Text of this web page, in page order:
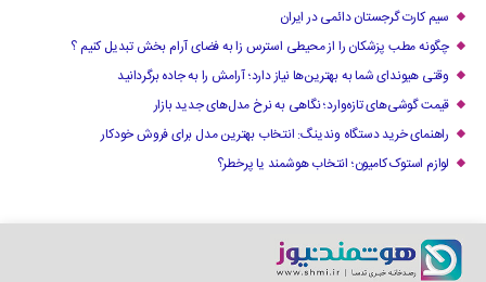
سیم کارت گرجستان دائمی در ایران
چگونه مطب پزشکان را از محیطی استرس زا به فضای آرام بخش تبدیل کنیم ؟
وقتی هیوندای شما به بهترین‌ها نیاز دارد؛ آرامش را به جاده برگردانید
قیمت گوشی‌های تازه‌وارد؛ نگاهی به نرخ مدل‌های جدید بازار
راهنمای خرید دستگاه وندینگ: انتخاب بهترین مدل برای فروش خودکار
لوازم استوک کامیون؛ انتخاب هوشمند یا پرخطر؟